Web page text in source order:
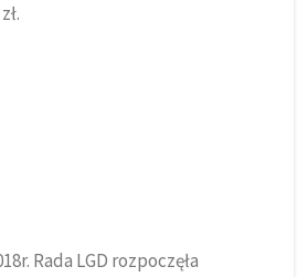
zł.
Rada LGD rozpoczęła